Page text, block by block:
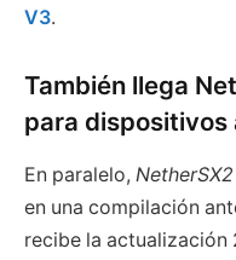
V3.
También llega
para dispositivos
En paralelo,
en una compilación
recibe la actualización